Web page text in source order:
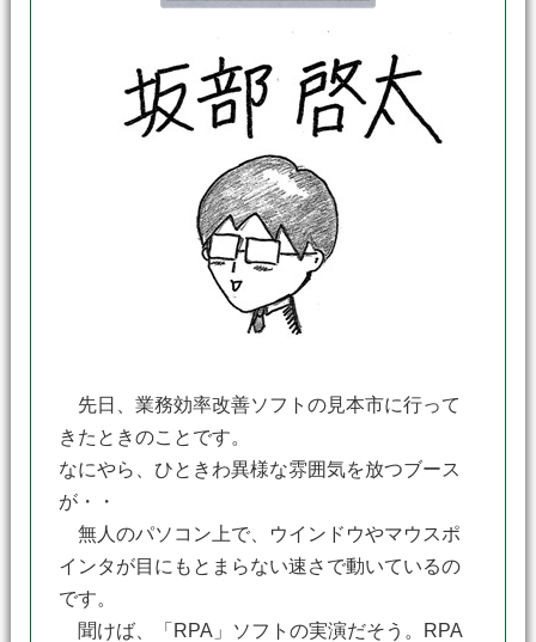
先日、業務効率改善ソフトの見本市に行って
きたときのことです。
なにやら、ひときわ異様な雰囲気を放つブース
が・・
無人のパソコン上で、ウインドウやマウスポ
インタが目にもとまらない速さで動いているの
です。
聞けば、「RPA」ソフトの実演だそう。RPA